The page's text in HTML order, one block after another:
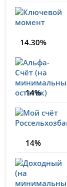
14.30%
14%
14%